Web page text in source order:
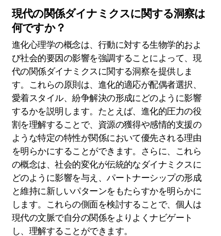
進化心理学は現代の社会問題にど
のように貢献しますか？
進化心理学は、祖先の環境によって形成された行
動を説明することによって現代の社会問題に洞察
を提供します。生得的な傾向が、協力、攻撃性、
配偶者選択などの現代の社会的ダイナミクスにど
のように影響するかを強調します。これらの概念
は、社会的不平等やメンタルヘルスのような課題
に対処するのに役立ち、人間の適応の文脈の中で
それらを位置づけます。これらの進化的な根源を
理解することで、社会的結束を促進し、行動問題
に対処するための政策や介入を情報提供すること
ができます。
現代の関係ダイナミクスに関する洞察は